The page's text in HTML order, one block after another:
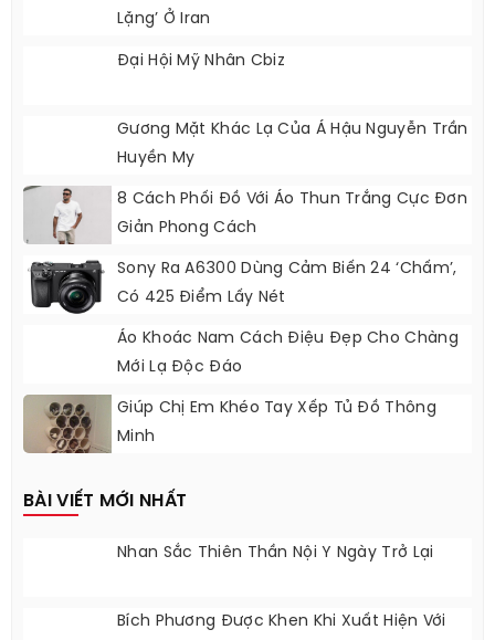
Lặng’ Ở Iran
Đại Hội Mỹ Nhân Cbiz
Gương Mặt Khác Lạ Của Á Hậu Nguyễn Trần
Huyền My
8 Cách Phối Đồ Với Áo Thun Trắng Cực Đơn
Giản Phong Cách
Sony Ra A6300 Dùng Cảm Biến 24 ‘chấm’,
Có 425 Điểm Lấy Nét
Áo Khoác Nam Cách Điệu Đẹp Cho Chàng
Mới Lạ Độc Đáo
Giúp Chị Em Khéo Tay Xếp Tủ Đồ Thông
Minh
BÀI VIẾT MỚI NHẤT
Nhan Sắc Thiên Thần Nội Y Ngày Trở Lại
Bích Phương Được Khen Khi Xuất Hiện Với